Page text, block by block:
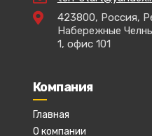
423800, Россия,
Набережные
1, офис 101
Компания
Главная
О компании